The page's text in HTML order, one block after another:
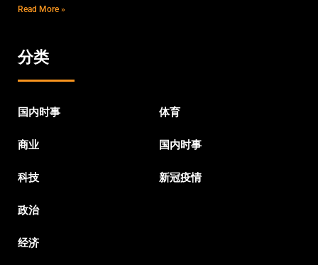
Read More »
分类
国内时事
商业
科技
政治
经济
体育
国内时事
新冠疫情